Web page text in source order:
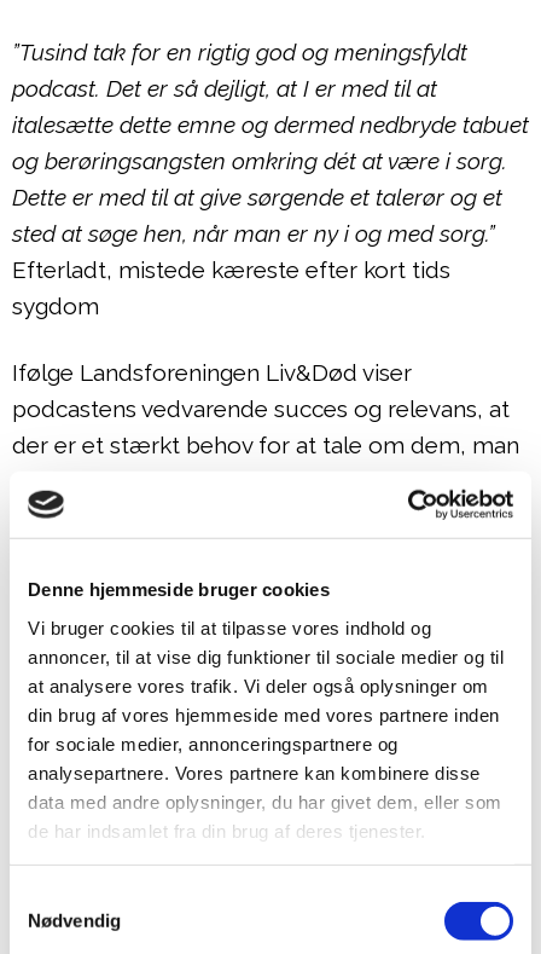
Denne hjemmeside bruger cookies
Vi bruger cookies til at tilpasse vores indhold og
annoncer, til at vise dig funktioner til sociale medier og til
at analysere vores trafik. Vi deler også oplysninger om
din brug af vores hjemmeside med vores partnere inden
for sociale medier, annonceringspartnere og
analysepartnere. Vores partnere kan kombinere disse
data med andre oplysninger, du har givet dem, eller som
de har indsamlet fra din brug af deres tjenester.
Nødvendig
”Tusind tak for en rigtig god og meningsfyldt
podcast. Det er så dejligt, at I er med til at
italesætte dette emne og dermed nedbryde tabuet
og berøringsangsten omkring dét at være i sorg.
Dette er med til at give sørgende et talerør og et
sted at søge hen, når man er ny i og med sorg.”
Efterladt, mistede kæreste efter kort tids
sygdom
Ifølge Landsforeningen Liv&Død viser
podcastens vedvarende succes og relevans, at
der er et stærkt behov for at tale om dem, man
”En persons død mindsker ikke betydningen af det
forhold, vi har til dem. Gennem fortællingen er den
døde fortsat en del af de levendes liv. Det kan
gøre en stor forskel, at dem, der har mistet, hører
fra andre, at man kan lære at leve med sorgen,
som man kan i podcasten.
Det glæder os derfor meget, at vi kan fortsætte
vores gode samarbejde med LOUD, så vi har de
bedste muligheder for at nå ud til så mange som
muligt med budskabet om, at man ikke står alene